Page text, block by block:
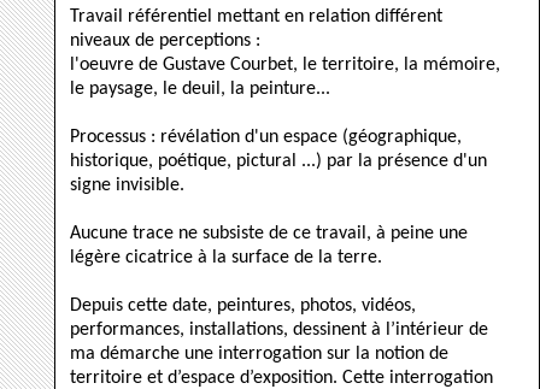
Travail référentiel mettant en relation différent
niveaux de perceptions :
l'oeuvre de Gustave Courbet, le territoire, la mémoire,
le paysage, le deuil, la peinture...
Processus : révélation d'un espace (géographique,
historique, poétique, pictural ...) par la présence d'un
signe invisible.
Aucune trace ne subsiste de ce travail, à peine une
légère cicatrice à la surface de la terre.
Depuis cette date, peintures, photos, vidéos,
performances, installations, dessinent à l’intérieur de
ma démarche une interrogation sur la notion de
territoire et d’espace d’exposition. Cette interrogation